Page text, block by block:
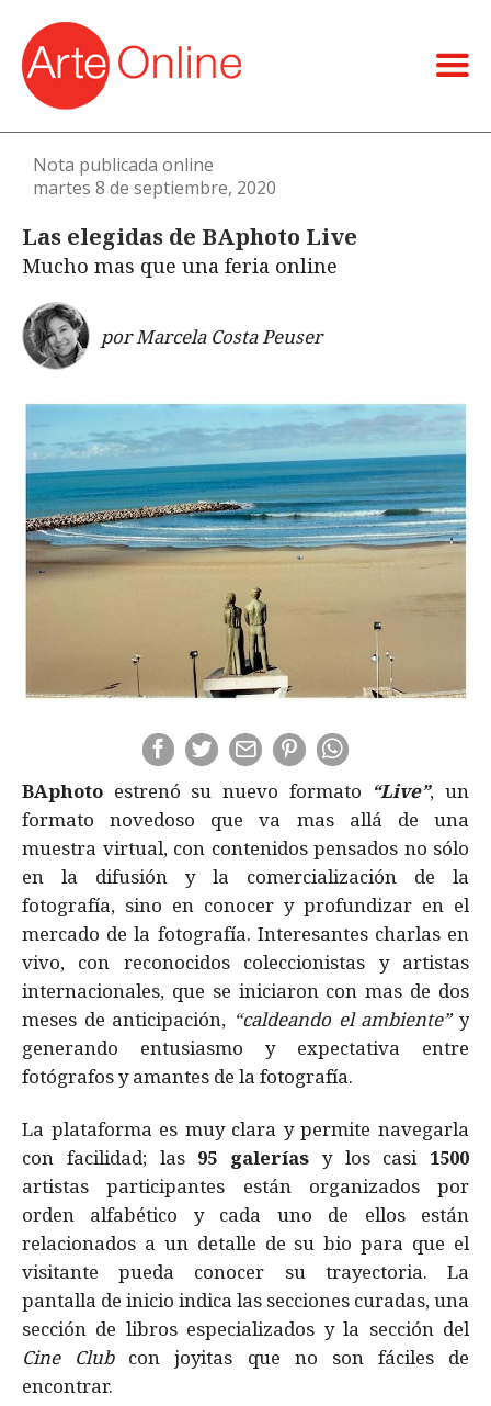
Nota publicada online
martes 8 de septiembre, 2020
Las elegidas de BAphoto Live
Mucho mas que una feria online
por Marcela Costa Peuser
BAphoto estrenó su nuevo formato “Live”, un
formato novedoso que va mas allá de una
muestra virtual, con contenidos pensados no sólo
en la difusión y la comercialización de la
fotografía, sino en conocer y profundizar en el
mercado de la fotografía. Interesantes charlas en
vivo, con reconocidos coleccionistas y artistas
internacionales, que se iniciaron con mas de dos
meses de anticipación, “caldeando el ambiente”y
generando entusiasmo y expectativa entre
fotógrafos y amantes de la fotografía.
La plataforma es muy clara y permite navegarla
con facilidad; las 95 galerías y los casi 1500
artistas participantes están organizados por
orden alfabético y cada uno de ellos están
relacionados a un detalle de su bio para que el
visitante pueda conocer su trayectoria. La
pantalla de inicio indica las secciones curadas, una
sección de libros especializados y la sección del
Cine Clubcon joyitas que no son fáciles de
encontrar.